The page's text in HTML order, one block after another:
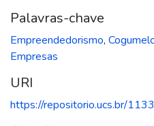
Palavras-chave
Empreendedorismo,
Empresas
URI
https://repositorio.ucs.br/